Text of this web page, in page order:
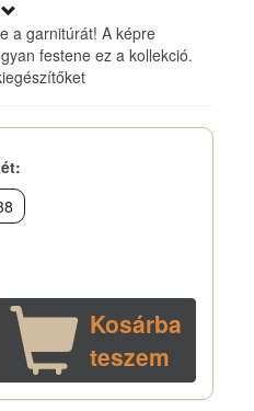
a garnitúrát! A képre
festene ez a kollekció.
:
Kosárba
teszem